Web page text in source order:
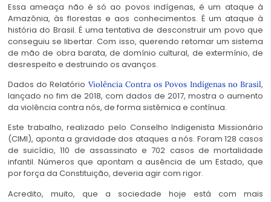
Essa ameaça não é só ao povos indígenas, é um ataque à
Amazônia, às florestas e aos conhecimentos. É um ataque à
história do Brasil. É uma tentativa de desconstruir um povo que
conseguiu se libertar. Com isso, querendo retomar um sistema
de mão de obra barata, de domínio cultural, de extermínio, de
desrespeito e destruindo os avanços.
Dados do Relatório Violência Contra os Povos Indígenas no Brasil,
lançado no fim de 2018, com dados de 2017, mostra o aumento
da violência contra nós, de forma sistêmica e contínua.
Este trabalho, realizado pelo Conselho Indigenista Missionário
(CIMI), aponta a gravidade dos ataques a nós. Foram 128 casos
de suicídio, 110 de assassinato e 702 casos de mortalidade
infantil. Números que apontam a ausência de um Estado, que
por força da Constituição, deveria agir com rigor.
Acredito, muito, que a sociedade hoje está com mais